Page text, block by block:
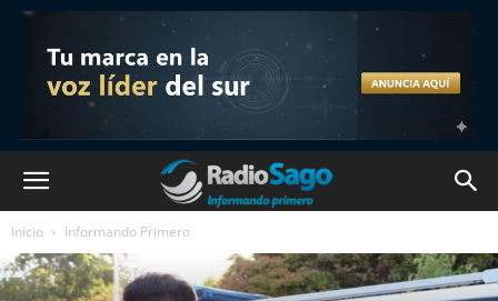
Inicio Informando Primero